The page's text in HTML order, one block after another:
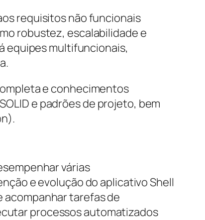
requisitos não funcionais
robustez, escalabilidade e
equipes multifuncionais,
e conhecimentos
e padrões de projeto, bem
várias
e evolução do aplicativo Shell
acompanhar tarefas de
processos automatizados